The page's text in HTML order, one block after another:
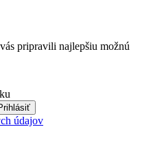
pripravili najlepšiu možnú
údajov